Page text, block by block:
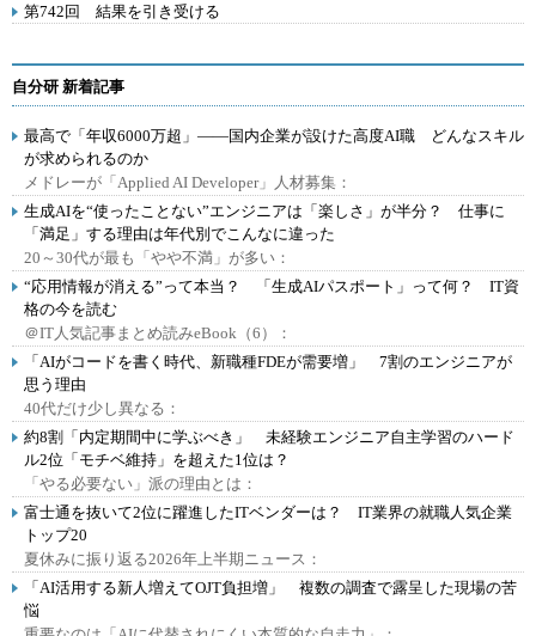
第742回 結果を引き受ける
自分研 新着記事
最高で「年収6000万超」――国内企業が設けた高度AI職 どんなスキル
が求められるのか
メドレーが「Applied AI Developer」人材募集：
生成AIを“使ったことない”エンジニアは「楽しさ」が半分？ 仕事に
「満足」する理由は年代別でこんなに違った
20～30代が最も「やや不満」が多い：
“応用情報が消える”って本当？ 「生成AIパスポート」って何？ IT資
格の今を読む
＠IT人気記事まとめ読みeBook（6）：
「AIがコードを書く時代、新職種FDEが需要増」 7割のエンジニアが
思う理由
40代だけ少し異なる：
約8割「内定期間中に学ぶべき」 未経験エンジニア自主学習のハード
ル2位「モチベ維持」を超えた1位は？
「やる必要ない」派の理由とは：
富士通を抜いて2位に躍進したITベンダーは？ IT業界の就職人気企業
トップ20
夏休みに振り返る2026年上半期ニュース：
「AI活用する新人増えてOJT負担増」 複数の調査で露呈した現場の苦
悩